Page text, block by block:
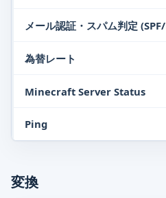
メール認証・スパム判定
為替レート
Minecraft Server Status
Ping
変換